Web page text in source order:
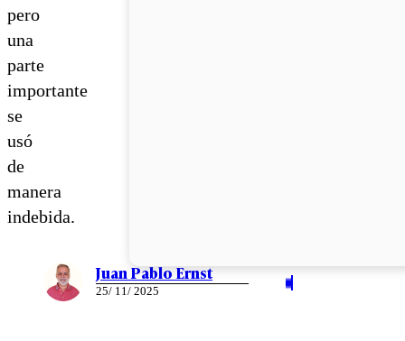
pero
una
parte
importante
se
usó
de
manera
indebida.
Juan Pablo Ernst
25/ 11/ 2025